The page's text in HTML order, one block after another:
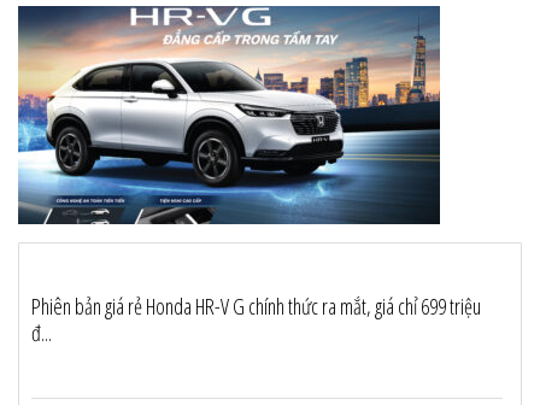
Phiên bản giá rẻ Honda HR-V G chính thức ra mắt, giá chỉ 699 triệu
đ...